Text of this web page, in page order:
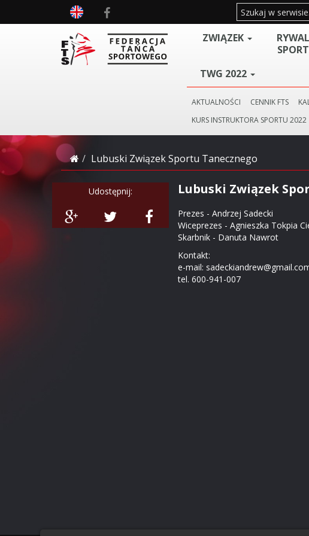
ZWIĄZEK
TWG 2022
AKTUALNOŚCI CENNIK FTS
KURS INSTRUKTORA SPORTU 2022
Lubuski Związek Sportu Tanecznego
Udostępnij: Lubuski Związek
Prezes - Andrzej Sadecki
Wiceprezes - Agnieszka Tokpia
Skarbnik - Danuta Nawrot
Kontakt:
e-mail:
tel. 600-941-007